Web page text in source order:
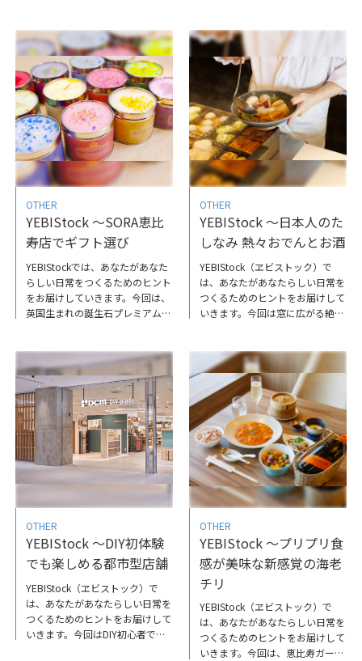
牛赤身肉、ミスジ、A5ランク仙
台牛、フィレ、サーロイン等、さ
まざまな部位を“ステーキスタイ
ル”で堪能できる新しいスタイル
のステーキレストランです。夜景
を間近で楽しめる窓際のカウンタ
ー席や、会食に最適な個室もご用
意されているので、大切な人との
特別なディナーにいかがでしょう
か。詳しくはこちらから
レーニングされる方から、デスク
ワークでお疲れの方まで、幅広い
方々に、人気の高い商品です。大
切な方への贈り物や、自分へのご
褒美として、いかがでしょうか
♪NEUTRALWORKS.EBISUでは、
心と体を整えるアイテムを多数ラ
インナップしています。詳しくは
こちらから
OTHER
YEBIStock ～SORA恵比
寿店でギフト選び
YEBIStockでは、あなたがあなた
らしい日常をつくるためのヒント
をお届けしていきます。今回は、
英国生まれの誕生石プレミアムキ
有機ハーブ、スパイス、花、エッ
センシャルオイルを使用し、トッ
プには宝石を散りばめたような華
やかなデコレーションが施されて
います。大切な人の誕生石キャン
ドルを選んで、プレゼントするの
はいかがでしょうか。ホワイトデ
ーのお返しとしても喜ばれそうで
す♪詳しくはこちらか
ギフト選び
OTHER
YEBIStock ～日本人のた
しなみ 熱々おでんとお酒
YEBIStock（ヱビストック）で
は、あなたがあなたらしい日常を
つくるための​ヒントをお届けして
いきます。今回は窓に広がる絶景
ぶや』のご紹介です。大根、玉子
など定番はもちろん、手作りのつ
みれやつくね、珍しいトマト、冬
季には鱈の白子や牡蠣といった海
鮮系が登場し、1年を通しておで
んを楽しめます。日本酒や焼酎を
はじめ、アルコールメニューも豊
富に取り揃えているので、日本各
地の銘酒などお好きな酒を片手
に、熱々のおでんを楽しむのはい
かがでしょうか。詳しくはこちら
からYEBIStock～日本人のたしな
み熱々おでんとお酒
OTHER
YEBIStock ～DIY初体験
でも楽しめる都市型店舗
YEBIStock（ヱビストック）で
は、あなたがあなたらしい日常を
つくるための​ヒントをお届けして
いきます。今回はDIY初心者でも
OTHER
YEBIStock ～プリプリ食
感が美味な新感覚の海老
チリ
YEBIStock（ヱビストック）で
は、あなたがあなたらしい日常を
つくるための​ヒントをお届けして
いきます。今回は、恵比寿ガーデ